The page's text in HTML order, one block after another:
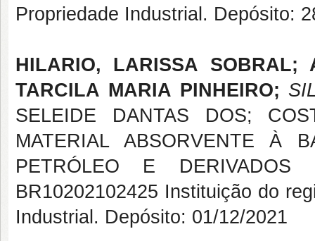
Propriedade Industrial. Depósito:
HILARIO, LARISSA SOBRAL;
TARCILA MARIA PINHEIRO;
SELEIDE DANTAS DOS;
MATERIAL ABSORVENTE À
PETRÓLEO E
BR10202102425 Instituição do
Industrial. Depósito: 01/12/2021